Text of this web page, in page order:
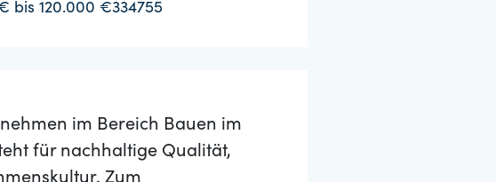
bis 120.000 €334755
im Bereich Bauen im
für nachhaltige Qualität,